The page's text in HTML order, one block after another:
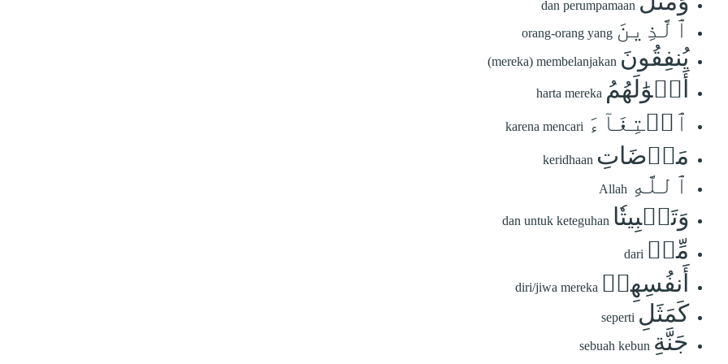
dan perumpamaan
ٱلَّذِينَ orang-orang yang
يُنفِقُونَ (mereka) membelanjakan
أَمۡوَٰلَهُمُ harta mereka
ٱبۡتِغَآءَ karena mencari
مَرۡضَاتِ keridhaan
ٱللَّهِ Allah
وَتَثۡبِيتٗا dan untuk keteguhan
مِّنۡ dari
أَنفُسِهِمۡ diri/jiwa mereka
كَمَثَلِ seperti
جَنَّةِ sebuah kebun